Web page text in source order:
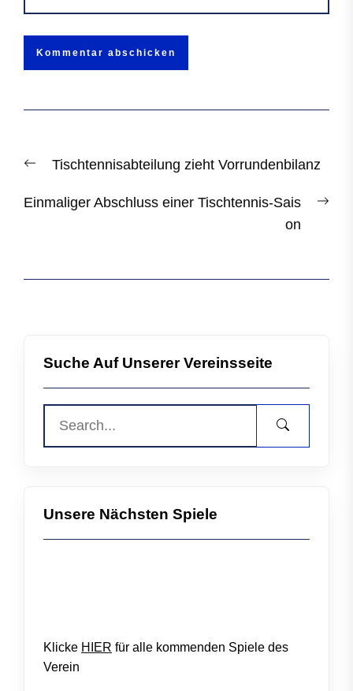
PreviousTischtennisabteilung zieht Vorrundenbilanz
Einmaliger Abschluss einer Tischtennis-Sais
on
Suche Auf Unserer Vereinsseite
Unsere Nächsten Spiele
Klicke HIER für alle kommenden Spiele des
Verein